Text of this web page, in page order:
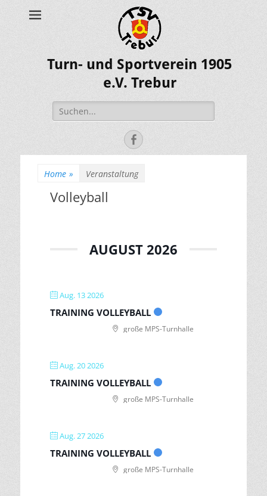
Turn- und Sportverein 1905
e.V. Trebur
Suche
nach:
Facebook
Home » Veranstaltung
Volleyball
AUGUST 2026
Aug. 13 2026
TRAINING VOLLEYBALL
große MPS-Turnhalle
Aug. 20 2026
TRAINING VOLLEYBALL
große MPS-Turnhalle
Aug. 27 2026
TRAINING VOLLEYBALL
große MPS-Turnhalle